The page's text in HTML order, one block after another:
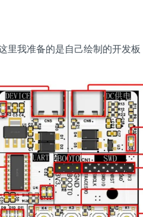
里我准备的是自己绘制的开发板